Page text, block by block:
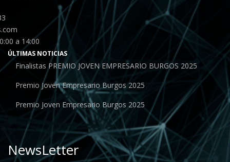
a 14:00
ÚLTIMAS NOTICIAS
Finalistas PREMIO JOVEN EMPRESARIO BURGOS 2025
Premio Joven Empresario Burgos 2025
Premio Joven Empresario Burgos 2025
NewsLetter